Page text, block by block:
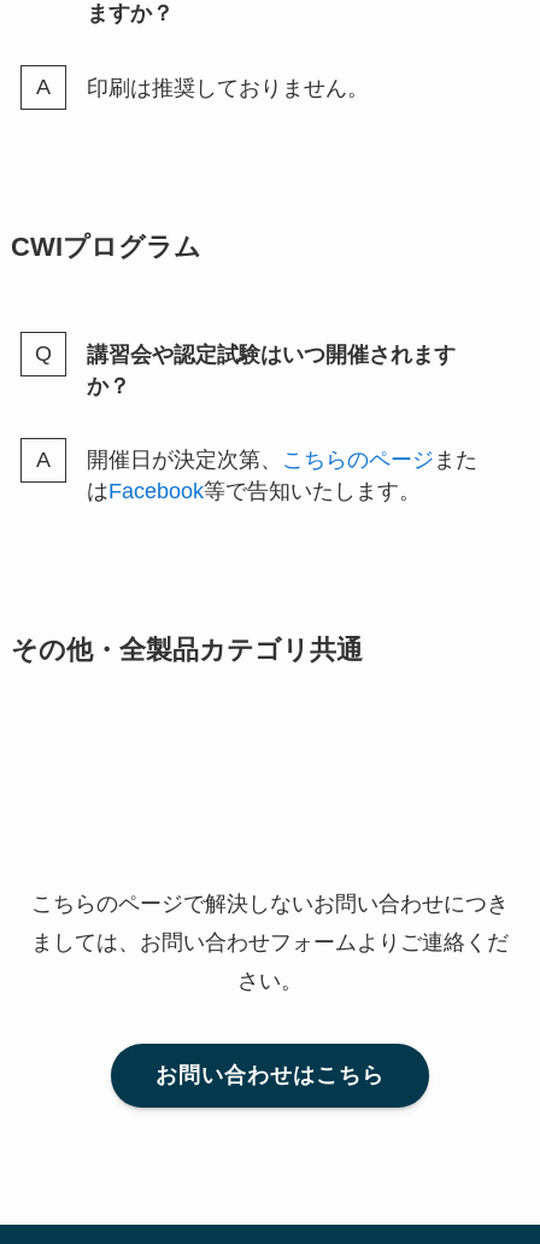
ますか？
印刷は推奨しておりません。
CWIプログラム
講習会や認定試験はいつ開催されます
か？
開催日が決定次第、 こちらのページ また
はFacebook等で告知いたします。
その他・全製品カテゴリ共通
こちらのページで解決しないお問い合わせにつき
ましては、お問い合わせフォームよりご連絡くだ
さい。
お問い合わせはこちら